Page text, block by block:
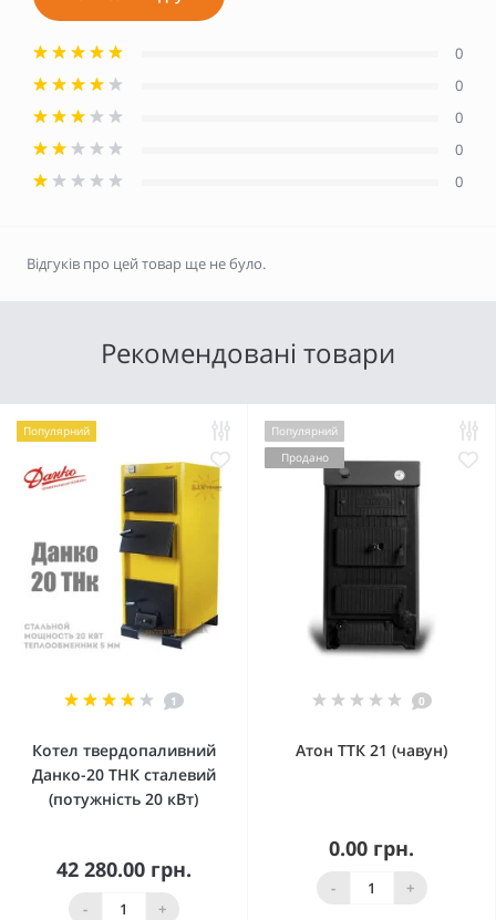
0
0
0
0
0
Відгуків про цей товар ще не було.
Рекомендовані товари
Популярний
1
Котел твердопаливний
Данко-20 ТНК сталевий
(потужність 20 кВт)
42 280.00 грн.
- +
Популярний
Продано
0
Атон ТТК 21 (чавун)
0.00 грн.
- +